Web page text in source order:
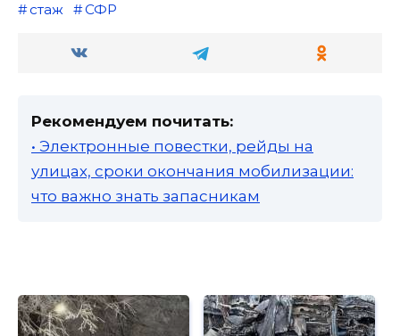
стаж
СФР
Рекомендуем почитать:
• Электронные повестки, рейды на
улицах, сроки окончания мобилизации:
что важно знать запасникам